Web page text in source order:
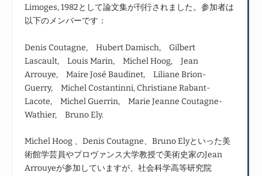
Limoges, 1982として論文集が刊行されました。参加者は
以下のメンバーです：
Denis Coutagne, Hubert Damisch, Gilbert
Lascault, Louis Marin, Michel Hoog, Jean
Arrouye, Maire José Baudinet, Liliane Brion-
Guerry, Michel Costantinni, Christiane Rabant-
Lacote, Michel Guerrin, Marie Jeanne Coutagne-
Wathier, Bruno Ely.
Michel Hoog 、Denis Coutagne、Bruno Elyといった美
術館学芸員やプロヴァンス大学教授で美術史家のJean
Arrouyeが参加していますが、社会科学高等研究院